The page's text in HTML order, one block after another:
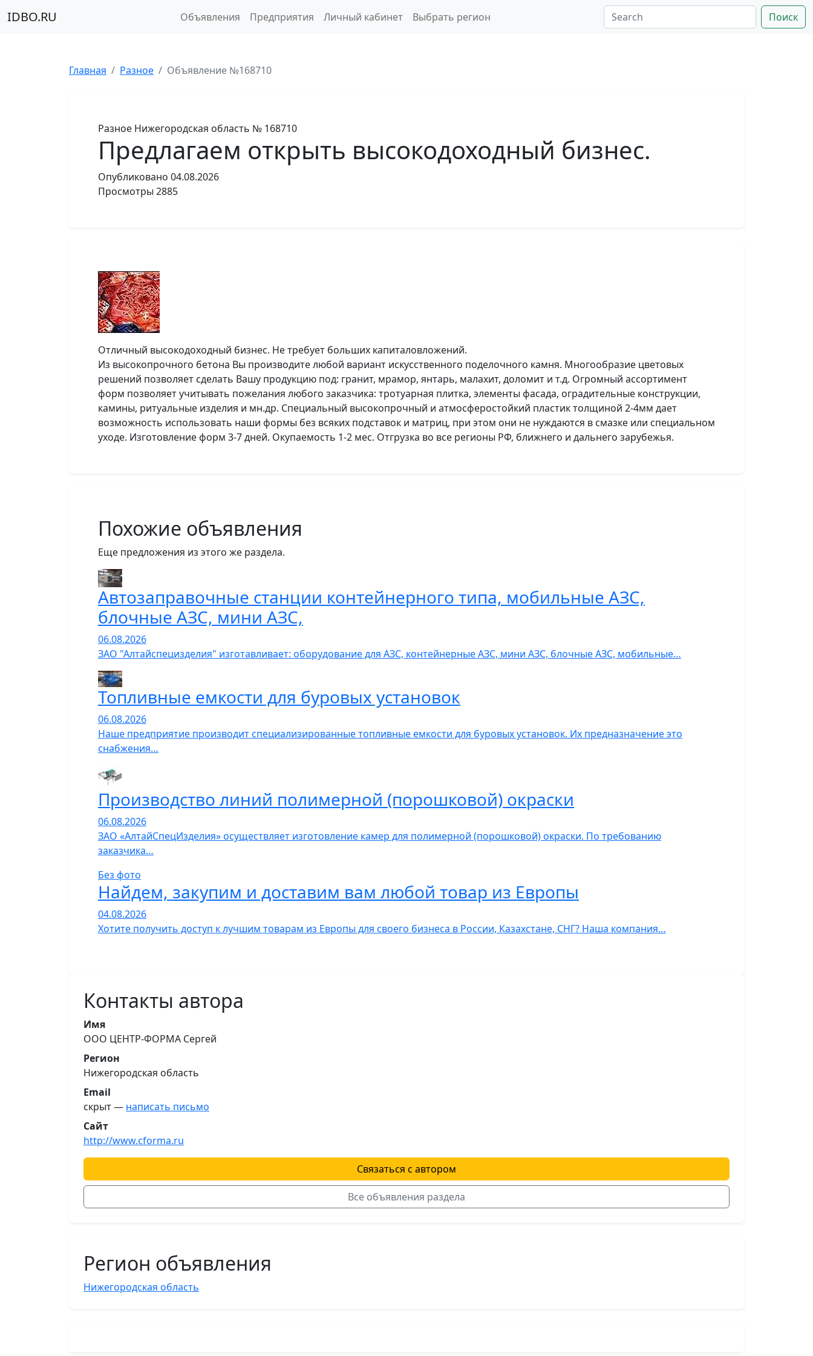
IDBO.RU Объявления Предприятия Личный кабинет Выбрать регион Поиск
Главная Разное Объявление №168710
Разное Нижегородская область № 168710
Предлагаем открыть высокодоходный бизнес.
Опубликовано 04.08.2026
Просмотры 2885
Отличный высокодоходный бизнес. Не требует больших капиталовложений.
Из высокопрочного бетона Вы производите любой вариант искусственного поделочного камня. Многообразие цветовых
решений позволяет сделать Вашу продукцию под: гранит, мрамор, янтарь, малахит, доломит и т.д. Огромный ассортимент
форм позволяет учитывать пожелания любого заказчика: тротуарная плитка, элементы фасада, оградительные конструкции,
камины, ритуальные изделия и мн.др. Специальный высокопрочный и атмосферостойкий пластик толщиной 2-4мм дает
возможность использовать наши формы без всяких подставок и матриц, при этом они не нуждаются в смазке или специальном
уходе. Изготовление форм 3-7 дней. Окупаемость 1-2 мес. Отгрузка во все регионы РФ, ближнего и дальнего зарубежья.
Похожие объявления
Еще предложения из этого же раздела.
Автозаправочные станции контейнерного типа, мобильные АЗС,
блочные АЗС, мини АЗС,
06.08.2026
ЗАО "Алтайспецизделия" изготавливает: оборудование для АЗС, контейнерные АЗС, мини АЗС, блочные АЗС, мобильные…
Топливные емкости для буровых установок
06.08.2026
Наше предприятие производит специализированные топливные емкости для буровых установок. Их предназначение это
снабжения…
Производство линий полимерной (порошковой) окраски
06.08.2026
ЗАО «АлтайСпецИзделия» осуществляет изготовление камер для полимерной (порошковой) окраски. По требованию
заказчика…
Без фото
Найдем, закупим и доставим вам любой товар из Европы
04.08.2026
Хотите получить доступ к лучшим товарам из Европы для своего бизнеса в России, Казахстане, СНГ? Наша компания…
Контакты автора
Имя
ООО ЦЕНТР-ФОРМА Сергей
Регион
Нижегородская область
Email
скрыт — написать письмо
Сайт
http://www.cforma.ru
Связаться с автором
Все объявления раздела
Регион объявления
Нижегородская область